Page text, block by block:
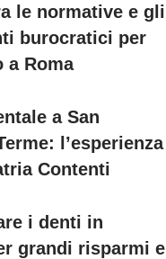
le normative e gli
burocratici per
a Roma
a San
l’esperienza
Contenti
i denti in
grandi risparmi e